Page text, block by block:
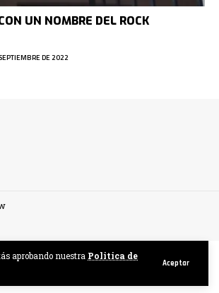
aprobando nuestra Politica de
Aceptar
UN NOMBRE DEL ROCK
DE 2022